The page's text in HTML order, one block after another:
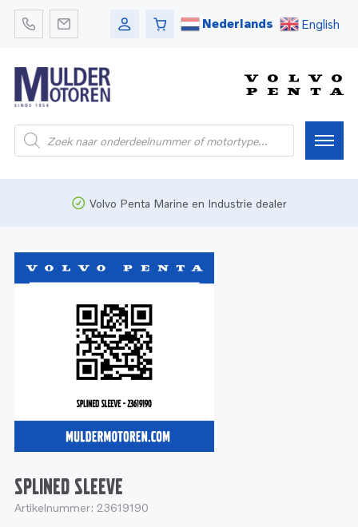
Nederlands English
Onderdelen
Bedrijfsvaart
Onderdelen
Motoren
Onderdelen
Service
Motoren
Service en onderhoud
Volvo Penta Marine en Industrie dealer
SPLINED SLEEVE
Artikelnummer: 23619190